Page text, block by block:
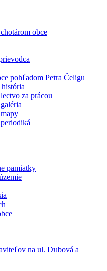
obce
pohľadom Petra Čeligu
za prácou
pamiatky
na ul. Dubová a